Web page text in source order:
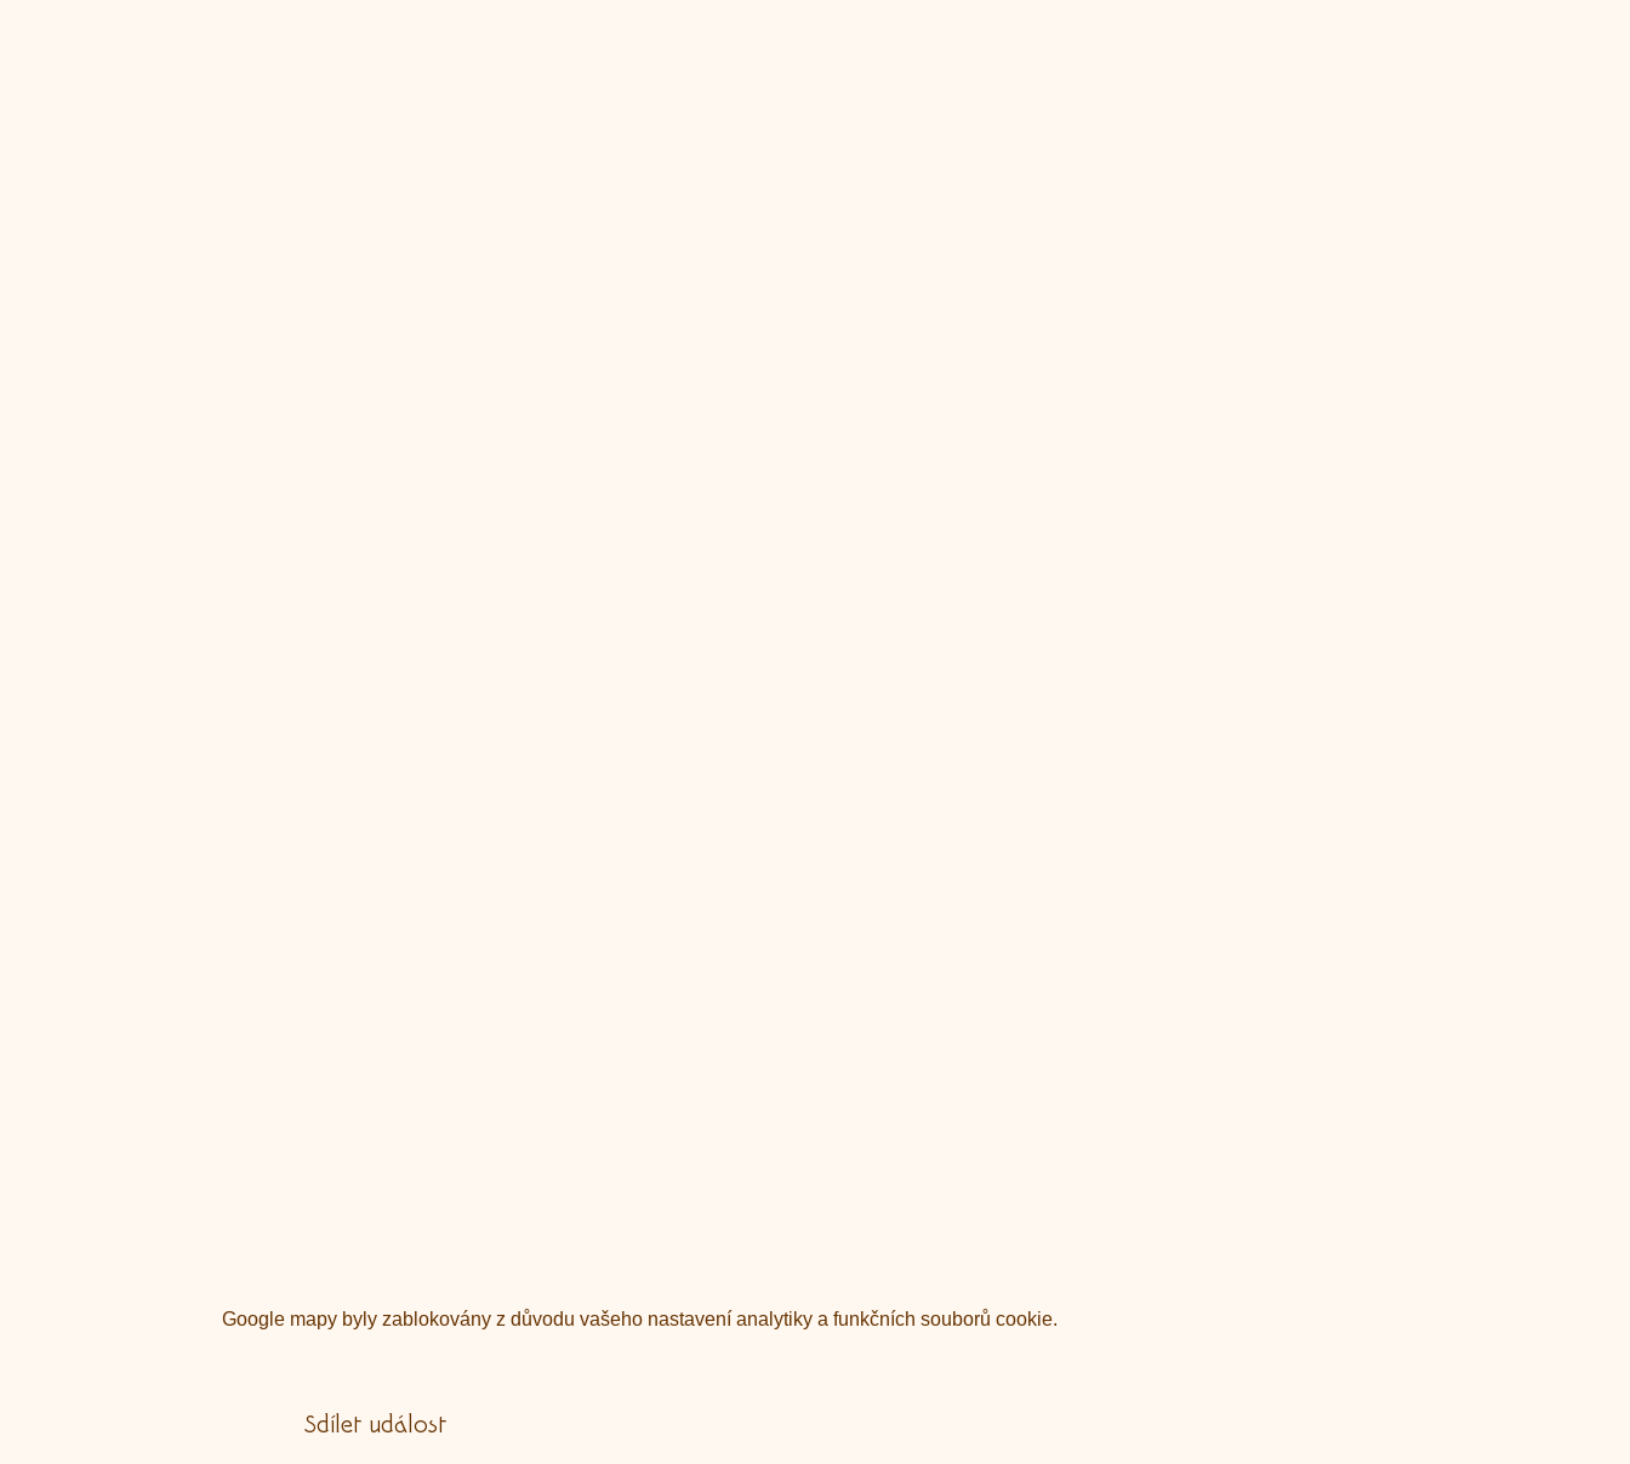
Google mapy byly zablokovány z důvodu vašeho nastavení analytiky a funkčních souborů cookie.
Sdílet událost